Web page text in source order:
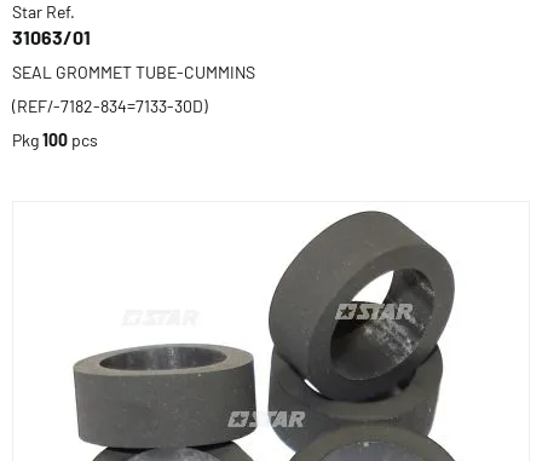
Star Ref.
31063/01
SEAL GROMMET TUBE-CUMMINS
(REF/-7182-834=7133-30D)
Pkg100 pcs